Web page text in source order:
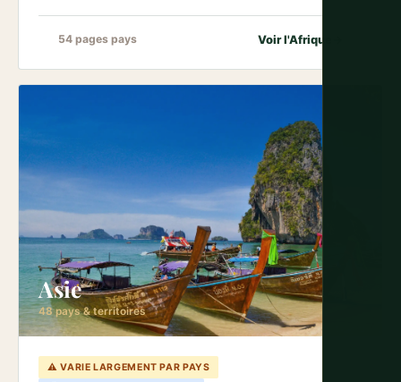
54 pages pays Voir l'Afrique
Asie
48 pays & territoires
⚠ VARIE LARGEMENT PAR PAYS